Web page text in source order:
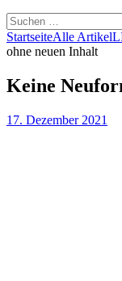
Suchen
nach:
StartseiteAlle Artikel
ohne neuen Inhalt
Keine
17. Dezember 2021